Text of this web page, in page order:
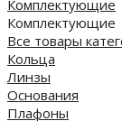
Комплектующие
Комплектующие
Все товары
Кольца
Линзы
Основания
Плафоны